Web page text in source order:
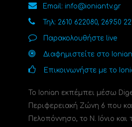
Email: info@ioniantv.gr
Τηλ: 2610 622080, 26950
Παρακολουθήστε live
Διαφημιστείτε στο Ionian
Επικοινωνήστε με το
Το Ionian εκπέμπει μέσω
Περιφερειακή Ζώνη 6 που
Πελοπόννησο, το N. Ιόνιο και